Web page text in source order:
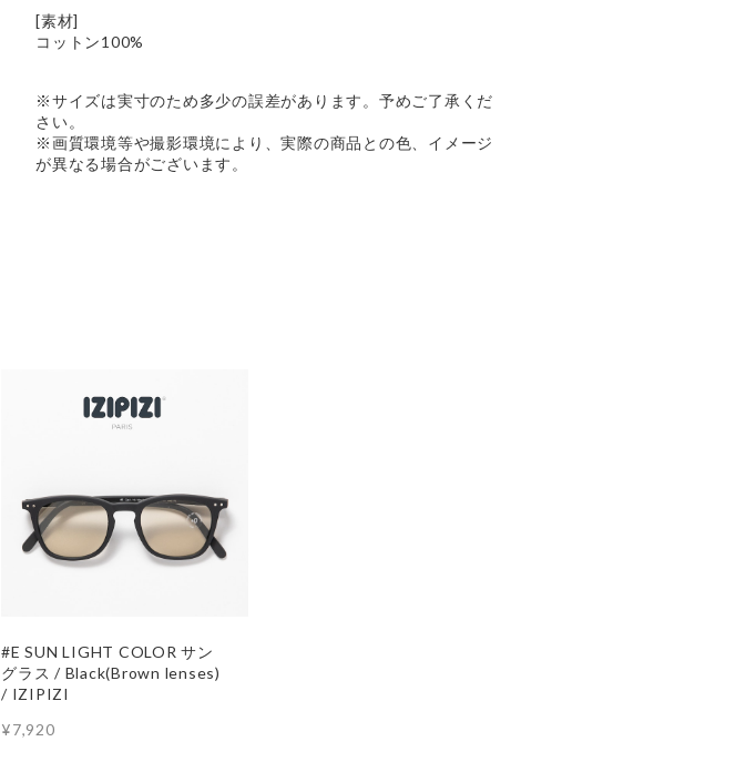
[素材]
コットン100%
※サイズは実寸のため多少の誤差があります。予めご了承くだ
さい。
※画質環境等や撮影環境により、実際の商品との色、イメージ
が異なる場合がございます。
#E SUN LIGHT COLOR サン
グラス / Black(Brown lenses)
/ IZIPIZI
¥7,920